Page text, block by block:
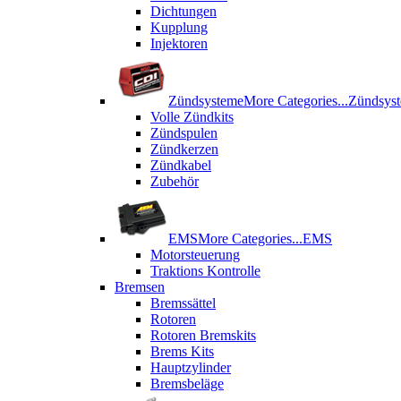
Dichtungen
Kupplung
Injektoren
ZündsystemeMore Categories...
Volle Zündkits
Zündspulen
Zündkerzen
Zündkabel
Zubehör
EMSMore Categories...EMS
Motorsteuerung
Traktions Kontrolle
Bremsen
Bremssättel
Rotoren
Rotoren Bremskits
Brems Kits
Hauptzylinder
Bremsbeläge